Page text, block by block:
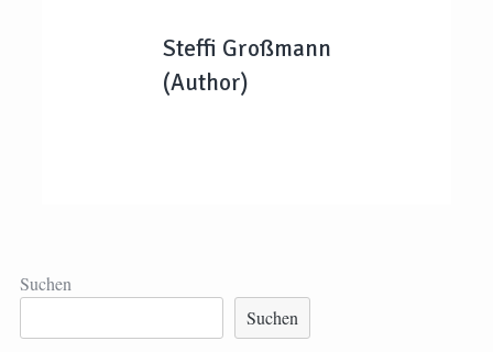
Steffi Großmann
(Author)
Suchen
Suchen